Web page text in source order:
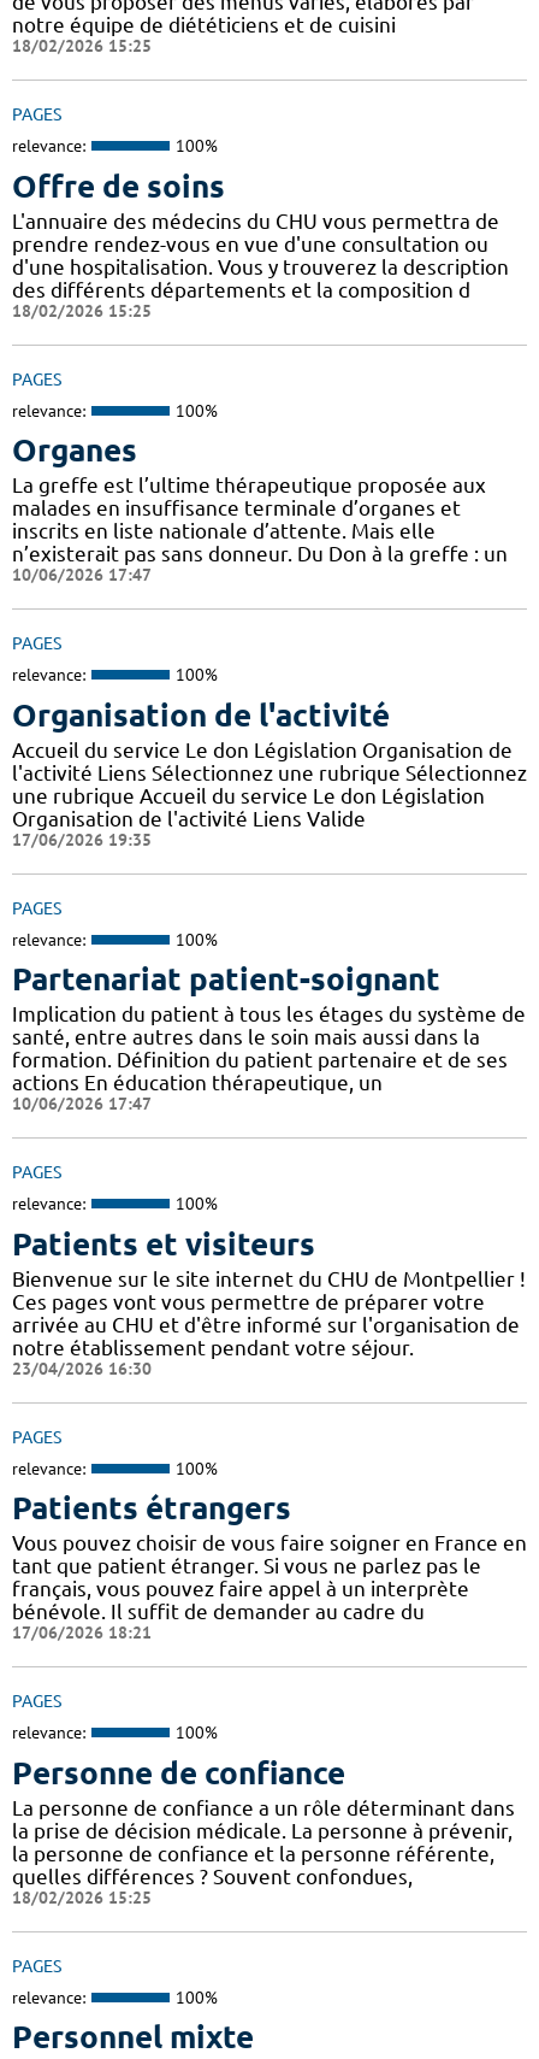
notre équipe de diététiciens et de cuisini
18/02/2026 15:25
PAGES
relevance: 100%
Offre de soins
L'annuaire des médecins du CHU vous permettra de
prendre rendez-vous en vue d'une consultation ou
d'une hospitalisation. Vous y trouverez la description
des différents départements et la composition d
18/02/2026 15:25
PAGES
relevance: 100%
Organes
La greffe est l’ultime thérapeutique proposée aux
malades en insuffisance terminale d’organes et
inscrits en liste nationale d’attente. Mais elle
n’existerait pas sans donneur. Du Don à la greffe : un
10/06/2026 17:47
PAGES
relevance: 100%
Organisation de l'activité
Accueil du service Le don Législation Organisation de
l'activité Liens Sélectionnez une rubrique Sélectionnez
une rubrique Accueil du service Le don Législation
Organisation de l'activité Liens Valide
17/06/2026 19:35
PAGES
relevance: 100%
Partenariat patient-soignant
Implication du patient à tous les étages du système de
santé, entre autres dans le soin mais aussi dans la
formation. Définition du patient partenaire et de ses
actions En éducation thérapeutique, un
10/06/2026 17:47
PAGES
relevance: 100%
Patients et visiteurs
Bienvenue sur le site internet du CHU de Montpellier !
Ces pages vont vous permettre de préparer votre
arrivée au CHU et d'être informé sur l'organisation de
notre établissement pendant votre séjour.
23/04/2026 16:30
PAGES
relevance: 100%
Patients étrangers
Vous pouvez choisir de vous faire soigner en France en
tant que patient étranger. Si vous ne parlez pas le
français, vous pouvez faire appel à un interprète
bénévole. Il suffit de demander au cadre du
17/06/2026 18:21
PAGES
relevance: 100%
Personne de confiance
La personne de confiance a un rôle déterminant dans
la prise de décision médicale. La personne à prévenir,
la personne de confiance et la personne référente,
quelles différences ? Souvent confondues,
18/02/2026 15:25
PAGES
relevance: 100%
Personnel mixte